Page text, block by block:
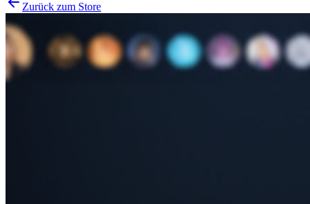
Zurück zum Store